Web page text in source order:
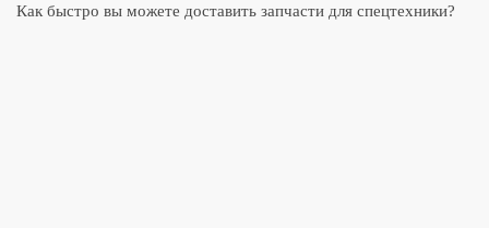
Как быстро вы можете доставить запчасти для спецтехники?